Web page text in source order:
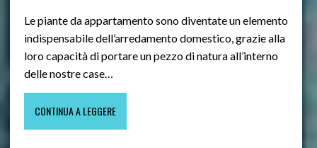
Le piante da appartamento sono diventate un elemento
indispensabile dell’arredamento domestico, grazie alla
loro capacità di portare un pezzo di natura all’interno
delle nostre case…
CONTINUA A LEGGERE